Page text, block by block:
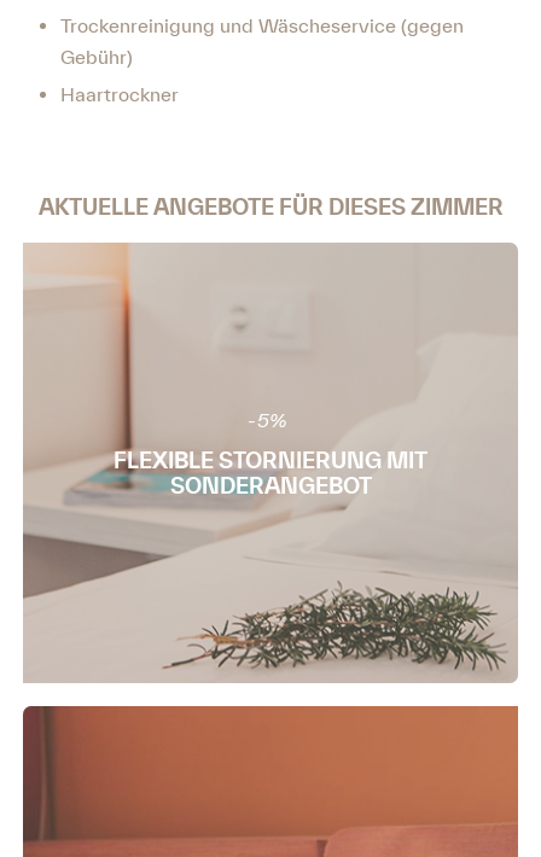
Trockenreinigung und Wäscheservice (gegen
Gebühr)
Haartrockner
AKTUELLE ANGEBOTE FÜR DIESES ZIMMER
FLEXIBLE STORNIERUNG MIT
SONDERANGEBOT
-5%